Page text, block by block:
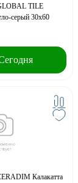
TILE
серый 30х60
Калакатта